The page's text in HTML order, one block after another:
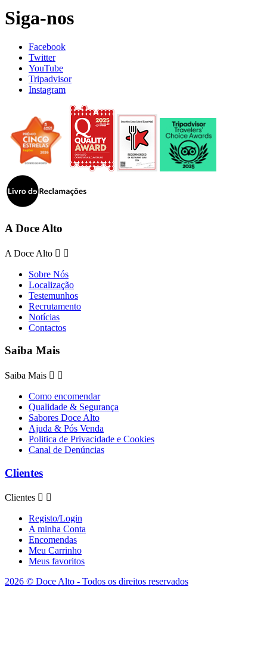
Siga-nos
Facebook
Twitter
YouTube
Tripadvisor
Instagram
A Doce Alto
A Doce Alto  
Sobre Nós
Localização
Testemunhos
Recrutamento
Notícias
Contactos
Saiba Mais
Saiba Mais  
Como encomendar
Qualidade & Segurança
Sabores Doce Alto
Ajuda & Pós Venda
Politica de Privacidade e Cookies
Canal de Denúncias
Clientes
Clientes  
Registo/Login
A minha Conta
Encomendas
Meu Carrinho
Meus favoritos
2026 © Doce Alto - Todos os direitos reservados